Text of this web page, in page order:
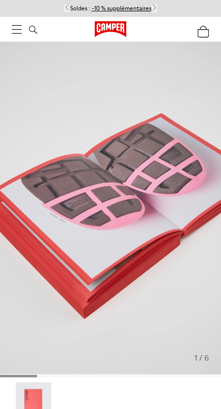
Soldes : -10 % supplémentaires
1 / 6
'WALK, DON’T RUN' 50th Anniversary Book - L2093-100 -